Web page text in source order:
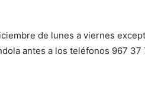
de lunes a viernes
antes a los teléfonos 967 37